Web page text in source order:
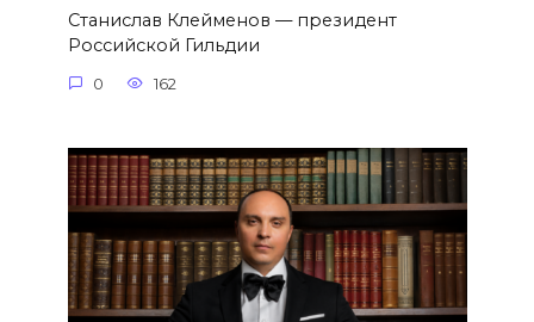
Станислав Клейменов — президент
Российской Гильдии
0 162